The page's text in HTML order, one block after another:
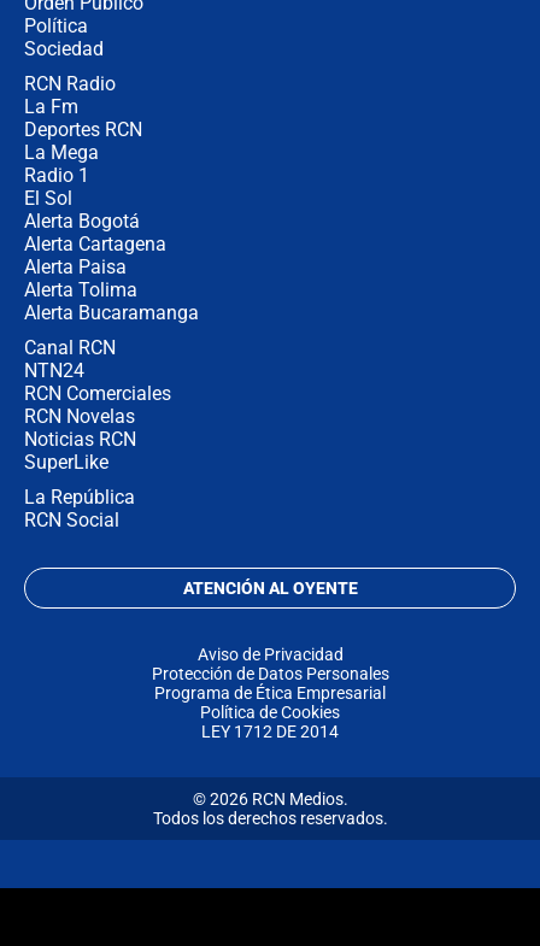
Política
Sociedad
RCN Radio
La Fm
Deportes RCN
La Mega
Radio 1
El Sol
Alerta Bogotá
Alerta Cartagena
Alerta Paisa
Alerta Tolima
Alerta Bucaramanga
Canal RCN
NTN24
RCN Comerciales
RCN Novelas
Noticias RCN
SuperLike
La República
RCN Social
ATENCIÓN AL OYENTE
Aviso de Privacidad
Protección de Datos Personales
Programa de Ética Empresarial
Política de Cookies
LEY 1712 DE 2014
© 2026 RCN Medios.
Todos los derechos reservados.